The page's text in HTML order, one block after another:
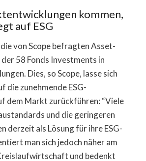
kommen,
auf ESG
von Scope befragten Asset-
58 Fonds Investments in
Dies, so Scope, lasse sich
die zunehmende ESG-
dem Markt zurückführen: “Viele
und die geringeren
derzeit als Lösung für ihre ESG-
man sich jedoch näher am
und bedenkt